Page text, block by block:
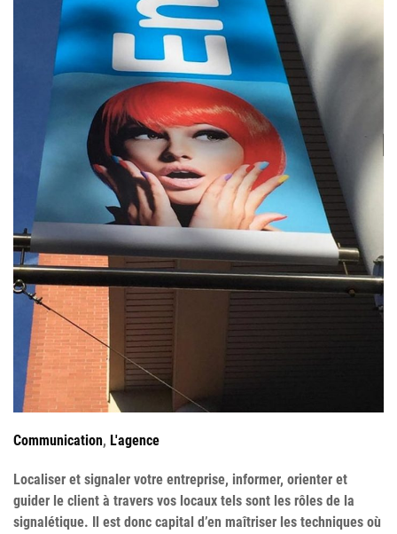
Communication, L'agence
Localiser et signaler votre entreprise, informer, orienter et
guider le client à travers vos locaux tels sont les rôles de la
signalétique. Il est donc capital d’en maîtriser les techniques où